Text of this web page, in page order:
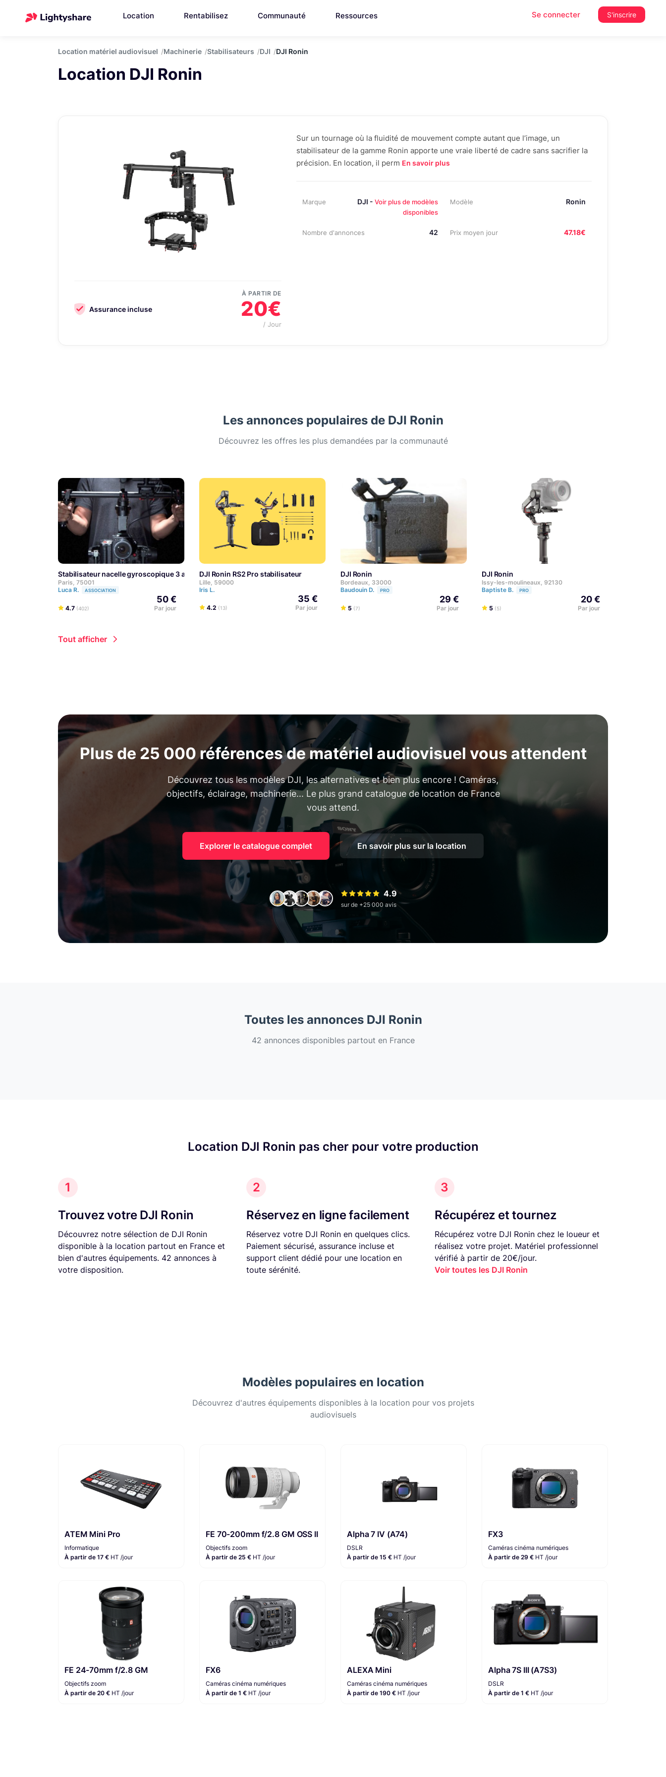
Location Rentabilisez Communauté Ressources Se connecter S'inscrire
Location matériel audiovisuel Machinerie Stabilisateurs DJI DJI Ronin
Location DJI Ronin
Assurance incluse
À PARTIR DE
20€
/ Jour
Sur un tournage où la fluidité de mouvement compte autant que l’image, un
stabilisateur de la gamme Ronin apporte une vraie liberté de cadre sans sacrifier la
précision. En location, il perm En savoir plus
Marque DJI - Voir plus de modèles
disponibles
Modèle Ronin
Nombre d'annonces 42 Prix moyen jour 47.18€
Les annonces populaires de DJI Ronin
Découvrez les offres les plus demandées par la communauté
Stabilisateur nacelle gyroscopique 3 axes motorisé Dji Ronin L / 1 classique
Paris, 75001
Luca R.
ASSOCIATION
4.7 (402)
50 €
Par jour
DJI Ronin RS2 Pro stabilisateur
Lille, 59000
Iris L.
4.2 (13)
35 €
Par jour
DJI Ronin
Bordeaux, 33000
Baudouin D.
PRO
5 (7)
29 €
Par jour
DJI Ronin
Issy-les-moulineaux, 92130
Baptiste B.
PRO
5 (5)
20 €
Par jour
Tout afficher
Plus de 25 000 références de matériel audiovisuel vous attendent
Découvrez tous les modèles DJI, les alternatives et bien plus encore ! Caméras,
objectifs, éclairage, machinerie... Le plus grand catalogue de location de France
vous attend.
Explorer le catalogue complet En savoir plus sur la location
4.9
sur de +25 000 avis
Toutes les annonces DJI Ronin
42 annonces disponibles partout en France
Location DJI Ronin pas cher pour votre production
1
Trouvez votre DJI Ronin
Découvrez notre sélection de DJI Ronin
disponible à la location partout en France et
bien d'autres équipements. 42 annonces à
votre disposition.
2
Réservez en ligne facilement
Réservez votre DJI Ronin en quelques clics.
Paiement sécurisé, assurance incluse et
support client dédié pour une location en
toute sérénité.
3
Récupérez et tournez
Récupérez votre DJI Ronin chez le loueur et
réalisez votre projet. Matériel professionnel
vérifié à partir de 20€/jour.
Voir toutes les DJI Ronin
Modèles populaires en location
Découvrez d'autres équipements disponibles à la location pour vos projets
audiovisuels
ATEM Mini Pro
Informatique
À partir de 17 € HT /jour
FE 70-200mm f/2.8 GM OSS II
Objectifs zoom
À partir de 25 € HT /jour
Alpha 7 IV (A74)
DSLR
À partir de 15 € HT /jour
FX3
Caméras cinéma numériques
À partir de 29 € HT /jour
FE 24-70mm f/2.8 GM
Objectifs zoom
À partir de 20 € HT /jour
FX6
Caméras cinéma numériques
À partir de 1 € HT /jour
ALEXA Mini
Caméras cinéma numériques
À partir de 190 € HT /jour
Alpha 7S III (A7S3)
DSLR
À partir de 1 € HT /jour